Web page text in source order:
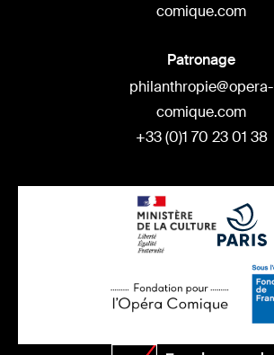
comique.com
Patronage
philanthropie@opera-
comique.com
+33 (0)1 70 23 01 38